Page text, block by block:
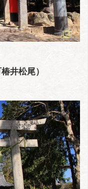
井松尾）